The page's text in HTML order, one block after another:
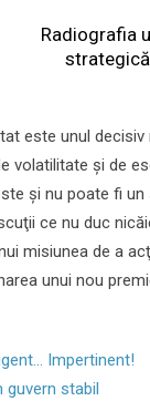
Radiografia
este unul
volatilitate şi de
şi nu poate fi
ce nu duc
misiunea de a
unui nou
Impertinent!
stabil